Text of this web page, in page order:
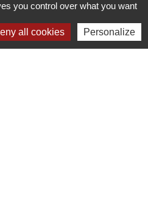
account_balance
you control over what you want
all cookies Personalize